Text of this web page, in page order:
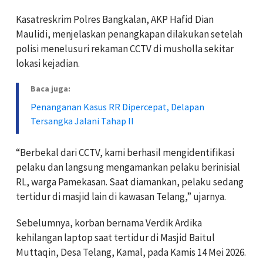
Kasatreskrim Polres Bangkalan, AKP Hafid Dian
Maulidi, menjelaskan penangkapan dilakukan setelah
polisi menelusuri rekaman CCTV di musholla sekitar
lokasi kejadian.
Baca juga:
Penanganan Kasus RR Dipercepat, Delapan
Tersangka Jalani Tahap II
“Berbekal dari CCTV, kami berhasil mengidentifikasi
pelaku dan langsung mengamankan pelaku berinisial
RL, warga Pamekasan. Saat diamankan, pelaku sedang
tertidur di masjid lain di kawasan Telang,” ujarnya.
Sebelumnya, korban bernama Verdik Ardika
kehilangan laptop saat tertidur di Masjid Baitul
Muttaqin, Desa Telang, Kamal, pada Kamis 14 Mei 2026.